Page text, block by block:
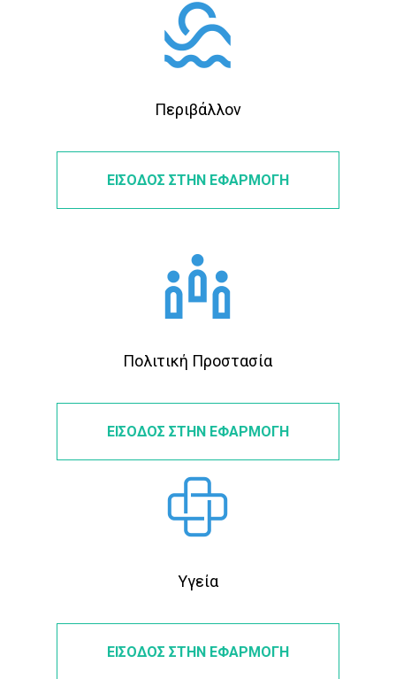
Περιβάλλον
ΕΙΣΟΔΟΣ ΣΤΗΝ ΕΦΑΡΜΟΓΗ
Πολιτική Προστασία
ΕΙΣΟΔΟΣ ΣΤΗΝ ΕΦΑΡΜΟΓΗ
Υγεία
ΕΙΣΟΔΟΣ ΣΤΗΝ ΕΦΑΡΜΟΓΗ